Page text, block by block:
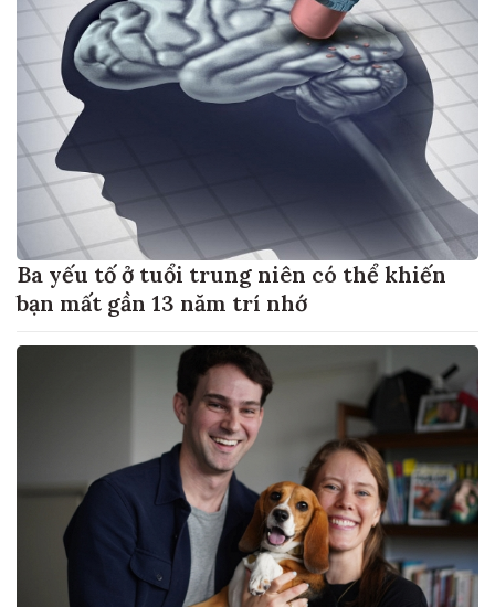
Ba yếu tố ở tuổi trung niên có thể khiến
bạn mất gần 13 năm trí nhớ